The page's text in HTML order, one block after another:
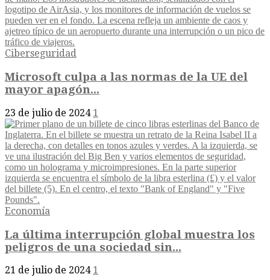
Ciberseguridad
Microsoft culpa a las normas de la UE del
mayor apagón...
23 de julio de 2024 1
Economía
La última interrupción global muestra los
peligros de una sociedad sin...
21 de julio de 2024 1